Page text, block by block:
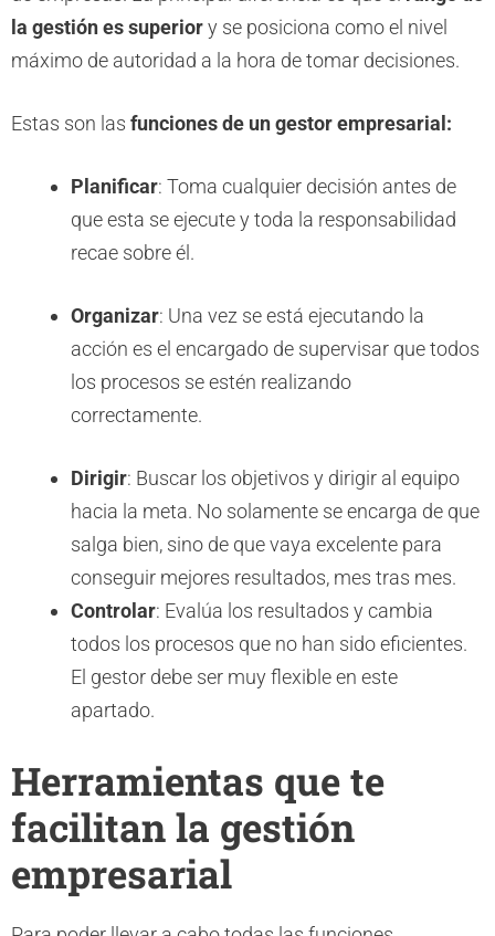
la gestión es superiory se posiciona como el nivel
máximo de autoridad a la hora de tomar decisiones.
Estas son las funciones de un gestor empresarial:
Planificar: Toma cualquier decisión antes de
que esta se ejecute y toda la responsabilidad
recae sobre él.
Organizar: Una vez se está ejecutando la
acción es el encargado de supervisar que todos
los procesos se estén realizando
correctamente.
Dirigir: Buscar los objetivos y dirigir al equipo
hacia la meta. No solamente se encarga de que
salga bien, sino de que vaya excelente para
conseguir mejores resultados, mes tras mes.
Controlar: Evalúa los resultados y cambia
todos los procesos que no han sido eficientes.
El gestor debe ser muy flexible en este
apartado.
Herramientas que te
facilitan la gestión
empresarial